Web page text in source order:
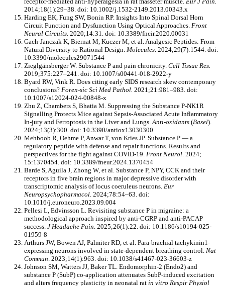
2014;18(1):29–38. doi: 10.1002/j.1532-2149.2013.00343.x
Harding EK, Fung SW, Bonin RP. Insights Into Spinal Dorsal Horn
Circuit Function and Dysfunction Using Optical Approaches. Front
Neural Circuits. 2020;14:31. doi: 10.3389/fncir.2020.00031
Gach-Janczak K, Biernat M, Kuczer M, et al. Analgesic Peptides: From
Natural Diversity to Rational Design. Molecules. 2024;29(7):1544. doi:
10.3390/molecules29071544
Zieglgänsberger W. Substance P and pain chronicity. Cell Tissue Res.
2019;375:227–241. doi: 10.1007/s00441-018-2922-y
Byard RW, Vink R. Does citing early SIDS research skew contemporary
conclusions? Foren-sic Sci Med Pathol. 2021;21:981–983. doi:
10.1007/s12024-024-00848-x
Zhu Z, Chambers S, Bhatia M. Suppressing the Substance P-NK1R
Signalling Protects Mice against Sepsis-Associated Acute Inflammatory
In-jury and Ferroptosis in the Liver and Lungs.Anti-oxidants (Basel).
2024;13(3):300. doi: 10.3390/antiox13030300
Mehboob R, Oehme P, Anwar T, von Kries JP. Substance P — a
regulatory peptide with defense and repair functions. Results and
perspectives for the fight against COVID-19. Front Neurol. 2024;
15:1370454. doi: 10.3389/fneur.2024.1370454
Barde S, Aguila J, Zhong W, et al. Substance P, NPY, CCK and their
receptors in five brain regions in major depressive disorder with
transcriptomic analysis of locus coeruleus neurons. Eur
Neuropsychopharmacol. 2024;78:54–63. doi:
10.1016/j.euroneuro.2023.09.004
Pellesi L, Edvinsson L. Revisiting substance P in migraine: a
methodological approach inspired by anti-CGRP and anti-PACAP
success. J Headache Pain. 2025;26(1):22. doi: 10.1186/s10194-025-
01959-8
Arthurs JW, Bowen AJ, Palmiter RD, et al. Para-brachial tachykinin1-
expressing neurons involved in state-dependent breathing control. Nat
Commun. 2023;14(1):963. doi: 10.1038/s41467-023-36603-z
Johnson SM, Watters JJ, Baker TL. Endomorphin-2 (Endo2) and
substance P (SubP) co-application attenuates SubP-induced excitation
and alters frequency plasticity in neonatal rat in vitro Respir Physiol